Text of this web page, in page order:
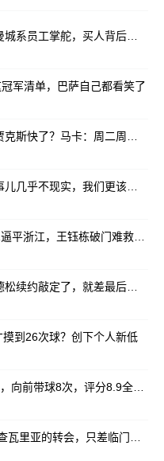
军清单，巴萨自己都看笑了
到26次球？创下个人新低